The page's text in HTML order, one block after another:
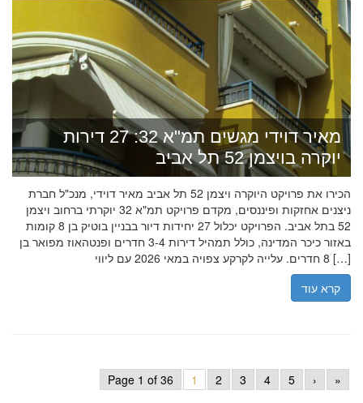
מאיר דוידי מגשים תמ"א 32: 27 דירות
יוקרה בויצמן 52 תל אביב
הכירו את פרויקט היוקרה ויצמן 52 תל אביב מאיר דוידי, מנכ"ל חברת
ניצנים אחזקות ופיננסים, מקדם פרויקט תמ"א 32 יוקרתי ברחוב ויצמן
52 בתל אביב. הפרויקט יכלול 27 יחידות דיור בבניין בוטיק בן 8 קומות
באזור כיכר המדינה, כולל תמהיל דירות 3-4 חדרים ופנטהאוז מפואר בן
8 חדרים. עלייה לקרקע צפויה במאי 2026 עם ליווי […]
קרא עוד
Page 1 of 36 1 2 3 4 5 › »